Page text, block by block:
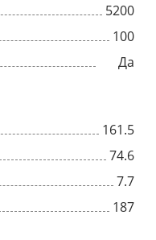
5200
100
Да
161.5
74.6
7.7
187